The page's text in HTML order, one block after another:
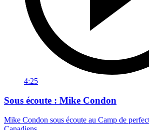
4:25
Sous écoute : Mike Condon
Mike Condon sous écoute au Camp de